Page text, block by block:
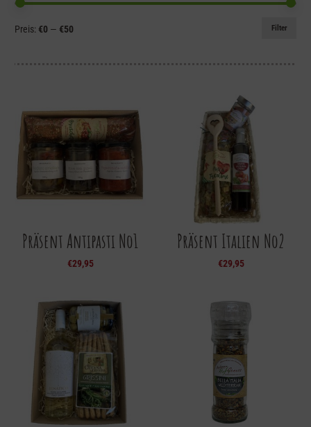
Min.
Max.
Filter
Preis: €0 — €50
Präsent Antipasti No1
€29,95
Präsent Italien No2
€29,95